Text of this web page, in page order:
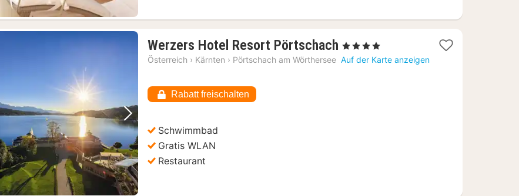
Vorheriges Bild Nächstes Bild
Werzers Hotel Resort Pörtschach 1
Nacht
, 4 Sterne
Österreich › Kärnten › Pörtschach am Wörthersee Auf der Karte anzeigen
Rabatt freischalten
Schwimmbad
Gratis WLAN
Restaurant